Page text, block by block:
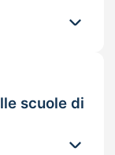
scuole di